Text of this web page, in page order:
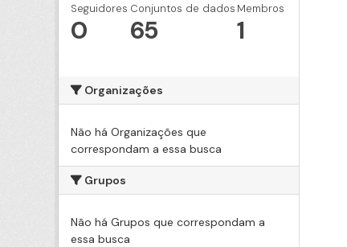
Seguidores
0
Conjuntos de dados
65
Membros
1
Organizações
Não há Organizações que
correspondam a essa busca
Grupos
Não há Grupos que correspondam a
essa busca